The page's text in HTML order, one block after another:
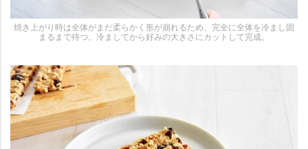
焼き上がり時は全体がまだ柔らかく形が崩れるため、完全に全体を冷まし固
まるまで待つ。冷ましてから好みの大きさにカットして完成。